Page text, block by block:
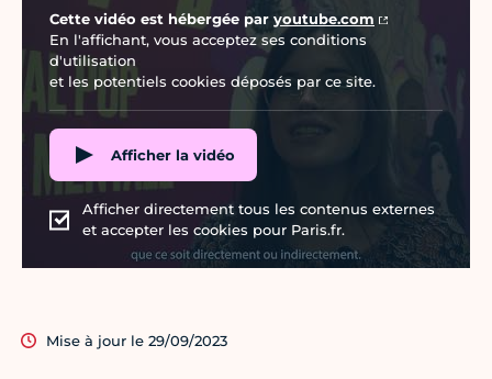
Cette vidéo est hébergée par youtube.com
En l'affichant, vous acceptez ses conditions
d'utilisation
et les potentiels cookies déposés par ce site.
Afficher la vidéo
Afficher directement tous les contenus externes
et accepter les cookies pour Paris.fr.
Mise à jour le 29/09/2023